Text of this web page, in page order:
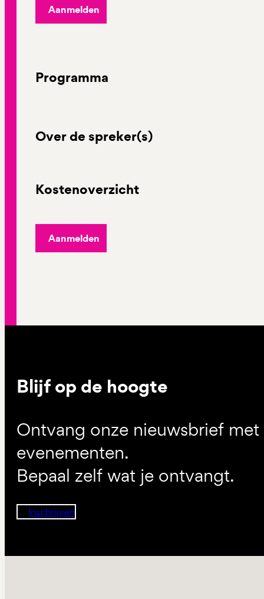
Aanmelden
Programma
Over de spreker(s)
Kostenoverzicht
Aanmelden
Blijf op de hoogte
Ontvang onze nieuwsbrief
evenementen.
Bepaal zelf wat je ontvangt.
Inschrijven